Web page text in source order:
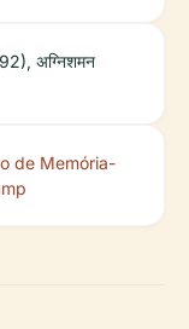
अग्निशमन
de Memória-